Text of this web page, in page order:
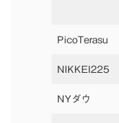
PicoTerasu
NIKKEI225
NYダウ